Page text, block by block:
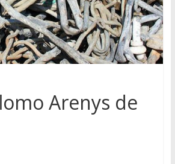
Arenys de